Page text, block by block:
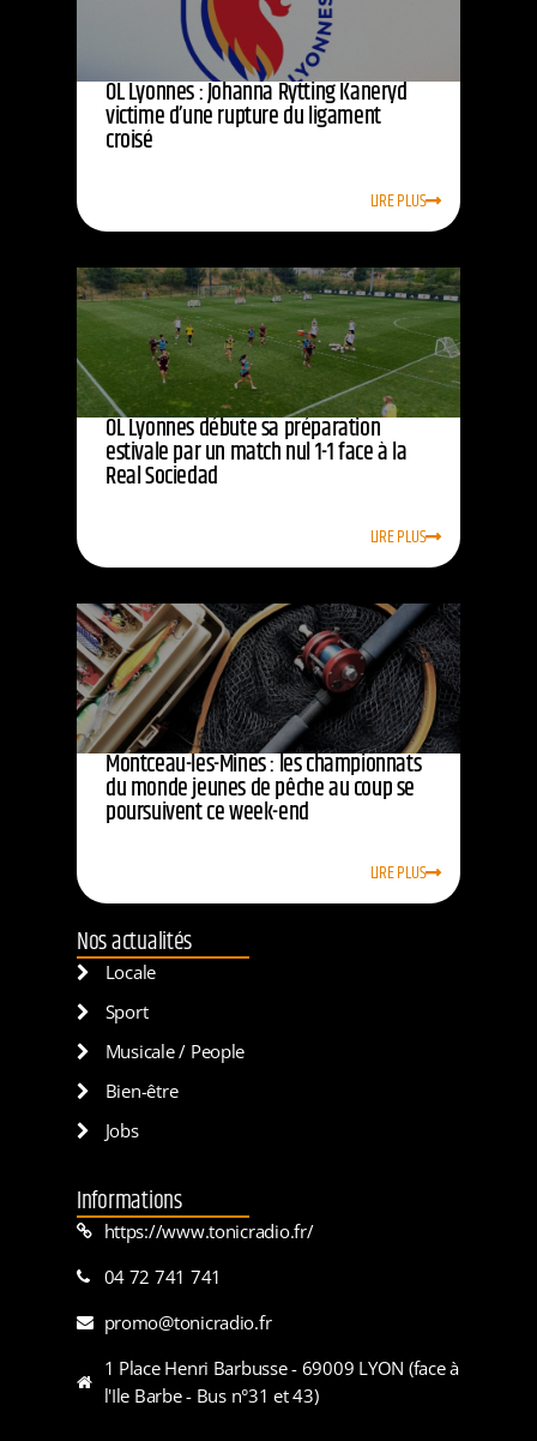
OL Lyonnes : Johanna Rytting Kaneryd
victime d’une rupture du ligament
croisé
LIRE PLUS
OL Lyonnes débute sa préparation
estivale par un match nul 1-1 face à la
Real Sociedad
LIRE PLUS
Montceau-les-Mines : les championnats
du monde jeunes de pêche au coup se
poursuivent ce week-end
LIRE PLUS
Nos actualités
Locale
Sport
Musicale / People
Bien-être
Jobs
Informations
https://www.tonicradio.fr/
04 72 741 741
promo@tonicradio.fr
1 Place Henri Barbusse - 69009 LYON (face à
l'Ile Barbe - Bus n°31 et 43)